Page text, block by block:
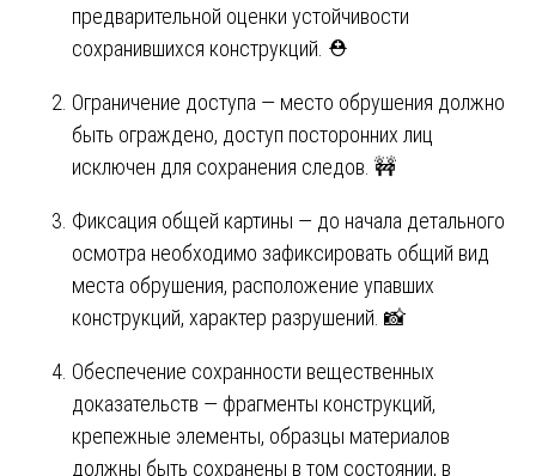
предварительной оценки устойчивости
сохранившихся конструкций. ⛑️
Ограничение доступа — место обрушения должно
быть ограждено, доступ посторонних лиц
исключен для сохранения следов. 🚧
Фиксация общей картины — до начала детального
осмотра необходимо зафиксировать общий вид
места обрушения, расположение упавших
конструкций, характер разрушений. 📸
Обеспечение сохранности вещественных
доказательств — фрагменты конструкций,
крепежные элементы, образцы материалов
должны быть сохранены в том состоянии, в